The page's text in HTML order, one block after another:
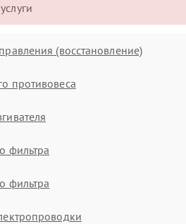
(восстановление)
противовеса
фильтра
фильтра